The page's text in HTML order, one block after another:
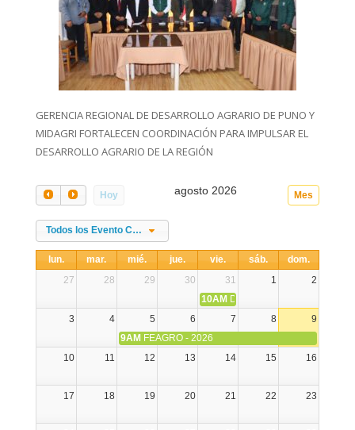
GERENCIA REGIONAL DE DESARROLLO AGRARIO DE PUNO Y
MIDAGRI FORTALECEN COORDINACIÓN PARA IMPULSAR EL
DESARROLLO AGRARIO DE LA REGIÓN
Hoy Mes
agosto 2026
Todos los Evento Categories
lun. mar. mié. jue. vie. sáb.
dom.
27
28 29 30 31 1
2
10AM DIA NACIONAL DE LA
3
4 5 6 7 8
9
9AM FEAGRO - 2026
10
11 12 13 14 15 16
17 18 19 20 21 22 23